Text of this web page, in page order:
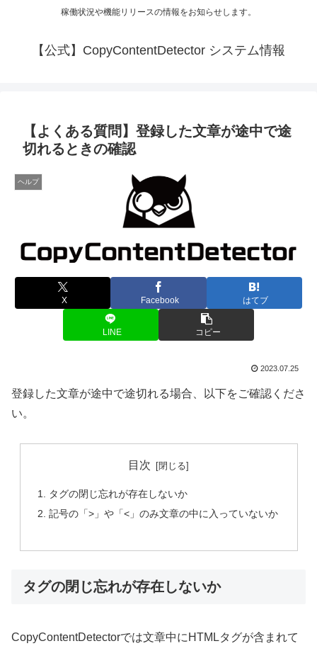
稼働状況や機能リリースの情報をお知らせします。
【公式】CopyContentDetector システム情報
【よくある質問】登録した文章が途中で途
切れるときの確認
ヘルプ
X Facebook はてブ
LINE コピー
2023.07.25
登録した文章が途中で途切れる場合、以下をご確認くださ
い。
目次
タグの閉じ忘れが存在しないか
記号の「>」や「<」のみ文章の中に入っていないか
タグの閉じ忘れが存在しないか
CopyContentDetectorでは文章中にHTMLタグが含まれて